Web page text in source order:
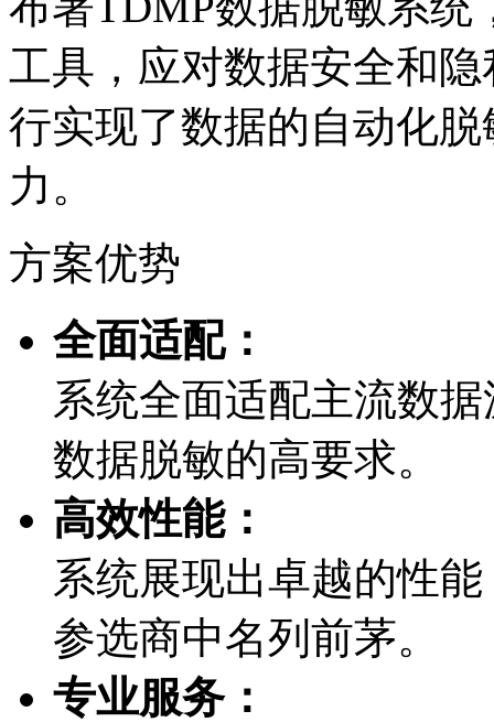
工具，应对数据安全
行实现了数据的自动化脱
力。
方案优势
全面适配：
系统全面适配主流数据
数据脱敏的高要求。
高效性能：
系统展现出卓越的性能
参选商中名列前茅。
专业服务：